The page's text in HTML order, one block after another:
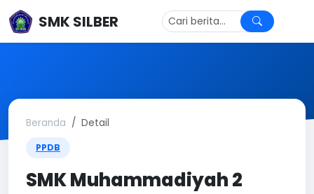
SMK SILBER
Beranda Detail
PPDB
SMK Muhammadiyah 2